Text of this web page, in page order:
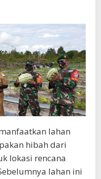
lahan
hibah dari
lokasi rencana
lahan ini